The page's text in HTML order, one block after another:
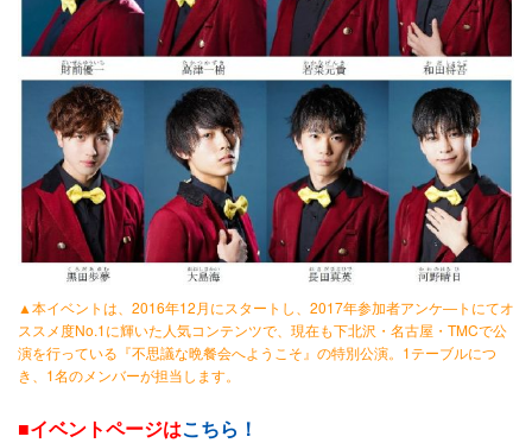
▲本イベントは、2016年12月にスタートし、2017年参加者アンケ―トにてオ
ススメ度No.1に輝いた人気コンテンツで、現在も下北沢・名古屋・TMCで公
演を行っている『不思議な晩餐会へようこそ』の特別公演。1テーブルにつ
き、1名のメンバーが担当します。
■イベントページはこちら！